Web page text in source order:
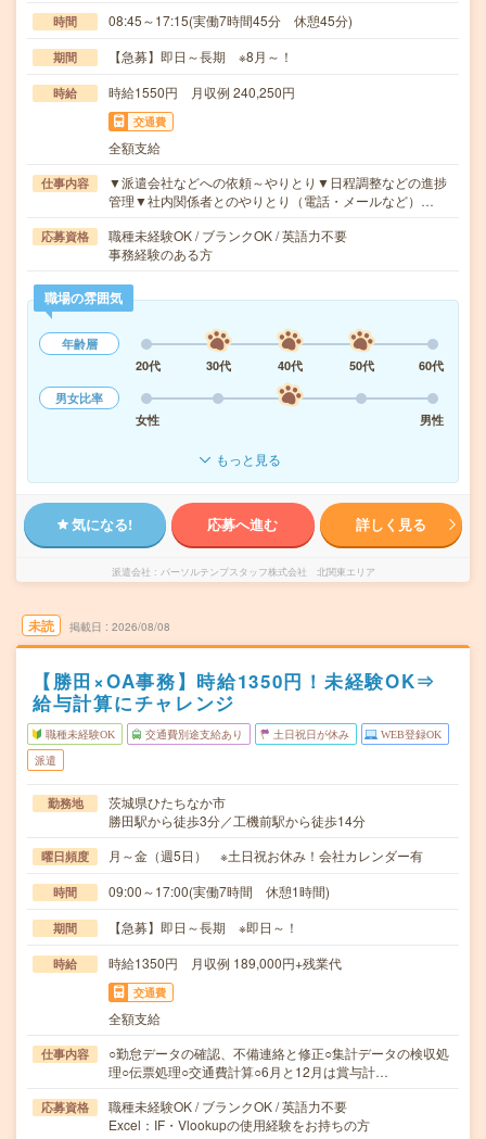
時間 08:45～17:15(実働7時間45分 休憩45分)
期間 【急募】即日～長期 ※8月～！
時給 時給1550円 月収例 240,250円
交通費
全額支給
仕事内容
▼派遣会社などへの依頼～やりとり▼日程調整などの進捗
管理▼社内関係者とのやりとり（電話・メールなど）…
応募資格
職種未経験OK / ブランクOK / 英語力不要
事務経験のある方
職場の雰囲気
年齢層
20代
30代 40代 50代
60代
男女比率
女性
男性
もっと見る
気になる! 応募へ進む 詳しく見る
派遣会社 パーソルテンプスタッフ株式会社 北関東エリア
未読 掲載日 2026/08/08
【勝田×OA事務】時給1350円！未経験OK⇒
給与計算にチャレンジ
職種未経験OK 交通費別途支給あり 土日祝日が休み WEB登録OK
派遣
勤務地
茨城県ひたちなか市
勝田駅から徒歩3分／工機前駅から徒歩14分
曜日頻度 月～金（週5日） ※土日祝お休み！会社カレンダー有
時間 09:00～17:00(実働7時間 休憩1時間)
期間 【急募】即日～長期 ※即日～！
時給 時給1350円 月収例 189,000円+残業代
交通費
全額支給
仕事内容
○勤怠データの確認、不備連絡と修正○集計データの検収処
理○伝票処理○交通費計算○6月と12月は賞与計…
応募資格
職種未経験OK / ブランクOK / 英語力不要
Excel：IF・Vlookupの使用経験をお持ちの方